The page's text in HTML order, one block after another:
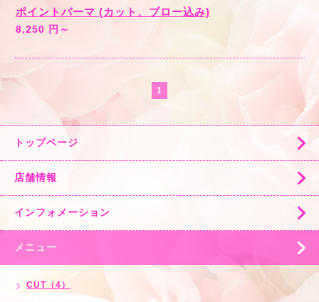
ポイントパーマ (カット、ブロー込み)
8,250 円～
1
トップページ
店舗情報
インフォメーション
メニュー
CUT（4）